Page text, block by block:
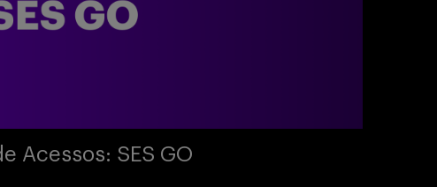
Acessos: SES GO